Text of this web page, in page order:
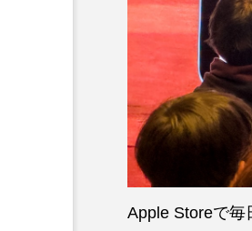
Apple Storeで毎